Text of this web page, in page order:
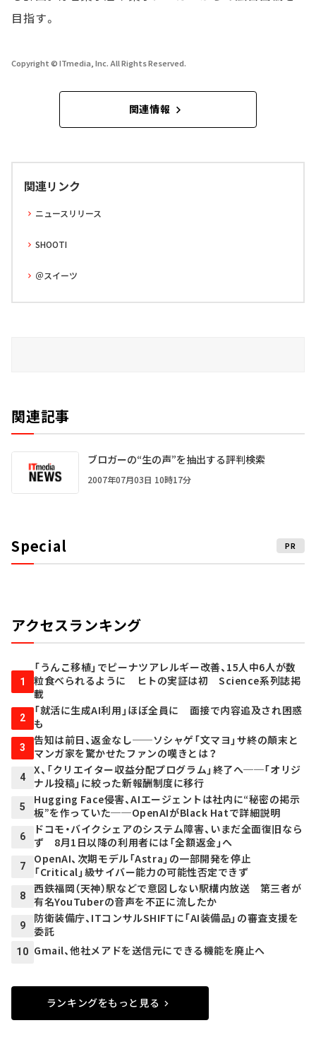
目指す。
Copyright © ITmedia, Inc. All Rights Reserved.
関連情報
関連リンク
ニュースリリース
SHOOTI
＠スイーツ
関連記事
ブロガーの“生の声”を抽出する評判検索
2007年07月03日 10時17分
Special PR
アクセスランキング
1
「うんこ移植」でピーナツアレルギー改善、15人中6人が数
粒食べられるように ヒトの実証は初 Science系列誌掲
載
2
「就活に生成AI利用」ほぼ全員に 面接で内容追及され困惑
も
3
告知は前日、返金なし──ソシャゲ「文マヨ」サ終の顛末と
マンガ家を驚かせたファンの嘆きとは？
4
X、「クリエイター収益分配プログラム」終了へ──「オリジ
ナル投稿」に絞った新報酬制度に移行
5
Hugging Face侵害、AIエージェントは社内に“秘密の掲示
板”を作っていた──OpenAIがBlack Hatで詳細説明
6
ドコモ・バイクシェアのシステム障害、いまだ全面復旧なら
ず 8月1日以降の利用者には「全額返金」へ
7
OpenAI、次期モデル「Astra」の一部開発を停止
「Critical」級サイバー能力の可能性否定できず
8
西鉄福岡（天神）駅などで意図しない駅構内放送 第三者が
有名YouTuberの音声を不正に流したか
9
防衛装備庁、ITコンサルSHIFTに「AI装備品」の審査支援を
委託
10 Gmail、他社メアドを送信元にできる機能を廃止へ
ランキングをもっと見る